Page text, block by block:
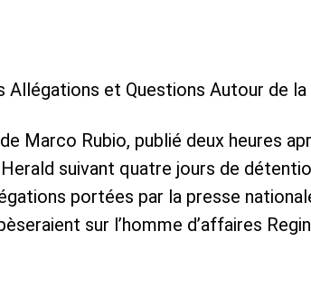
Allégations et Questions Autour de
Marco Rubio, publié deux heures
suivant quatre jours de
portées par la presse
sur l’homme d’affaires